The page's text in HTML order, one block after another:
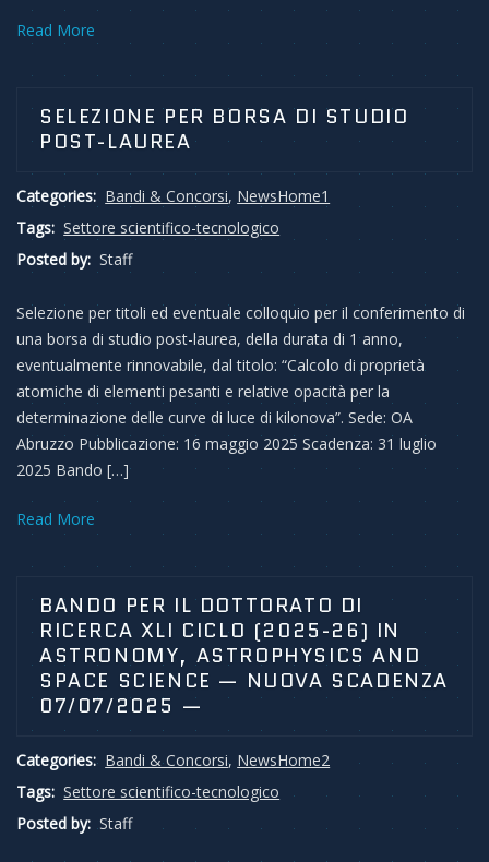
Read More
SELEZIONE PER BORSA DI STUDIO
POST-LAUREA
Categories: Bandi & Concorsi, NewsHome1
Tags: Settore scientifico-tecnologico
Posted by: Staff
Selezione per titoli ed eventuale colloquio per il conferimento di
una borsa di studio post-laurea, della durata di 1 anno,
eventualmente rinnovabile, dal titolo: “Calcolo di proprietà
atomiche di elementi pesanti e relative opacità per la
determinazione delle curve di luce di kilonova”. Sede: OA
Abruzzo Pubblicazione: 16 maggio 2025 Scadenza: 31 luglio
2025 Bando […]
Read More
BANDO PER IL DOTTORATO DI
RICERCA XLI CICLO (2025-26) IN
ASTRONOMY, ASTROPHYSICS AND
SPACE SCIENCE — NUOVA SCADENZA
07/07/2025 —
Categories: Bandi & Concorsi, NewsHome2
Tags: Settore scientifico-tecnologico
Posted by: Staff